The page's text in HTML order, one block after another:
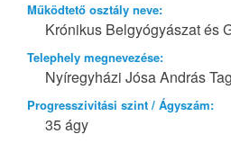
Működtető osztály neve:
Krónikus Belgyógyászat és
Telephely megnevezése:
Nyíregyházi Jósa András
Progresszivitási szint / Ágyszám:
35 ágy